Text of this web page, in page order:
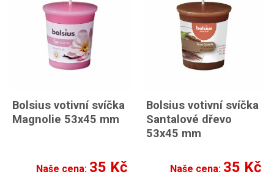
Bolsius votivní svíčka
Magnolie 53x45 mm
Naše cena: 35 Kč
Bolsius votivní svíčka
Santalové dřevo
53x45 mm
Naše cena: 35 Kč